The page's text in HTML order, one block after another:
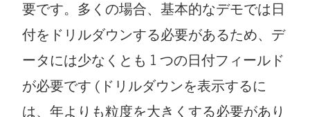
要です。多くの場合、基本的なデモでは日
付をドリルダウンする必要があるため、デ
ータには少なくとも 1 つの日付フィールド
が必要です (ドリルダウンを表示するに
は、年よりも粒度を大きくする必要があり